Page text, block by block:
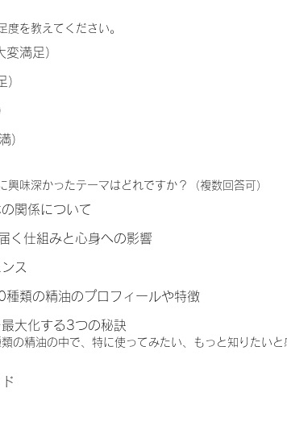
度を教えてください。
満足）
）
興味深かったテーマはどれですか？（複数回答可）
関係について
く仕組みと心身への影響
ス
種類の精油のプロフィールや特徴
大化する3つの秘訣
の精油の中で、特に使ってみたい、もっと知りたいと